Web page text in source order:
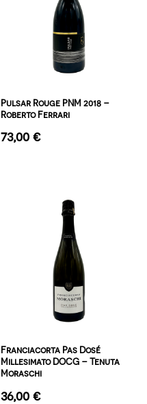
Pulsar Rouge PNM 2018 –
Roberto Ferrari
73,00 €
Franciacorta Pas Dosé
Millesimato DOCG – Tenuta
Moraschi
36,00 €